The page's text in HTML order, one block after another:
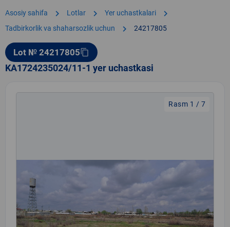
Asosiy sahifa chevron_right Lotlar chevron_right Yer uchastkalari chevron_right
Tadbirkorlik va shaharsozlik uchun chevron_right 24217805
Lot № 24217805content_copy
KA1724235024/11-1 yer uchastkasi
Rasm 1 / 7